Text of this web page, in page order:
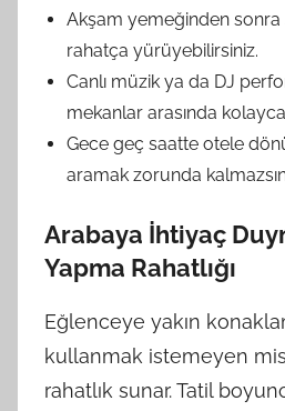
Akşam yemeğinden sonra
rahatça yürüyebilirsiniz.
Canlı müzik ya da DJ
mekanlar arasında
Gece geç saatte otele
aramak zorunda
Arabaya İhtiyaç
Yapma Rahatlığı
Eğlenceye yakın
kullanmak istemeyen
rahatlık sunar. Tatil